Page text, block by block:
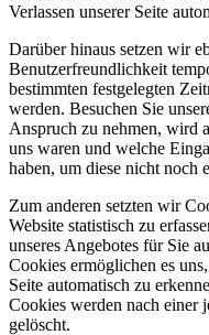
Verlassen unserer Seite
Darüber hinaus setzen wir
Benutzerfreundlichkeit
bestimmten festgelegten
werden. Besuchen Sie
Anspruch zu nehmen, wird
uns waren und welche
haben, um diese nicht noch
Zum anderen setzten wir
Website statistisch zu
unseres Angebotes für Sie
Cookies ermöglichen es
Seite automatisch zu
Cookies werden nach einer
gelöscht.